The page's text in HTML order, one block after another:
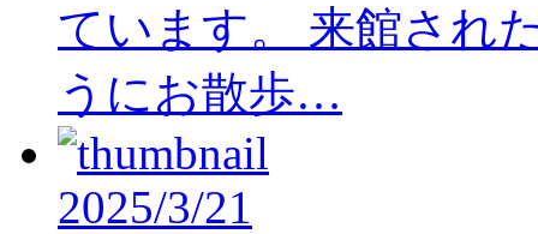
ています。 来館され
うにお散歩…
2025/3/21